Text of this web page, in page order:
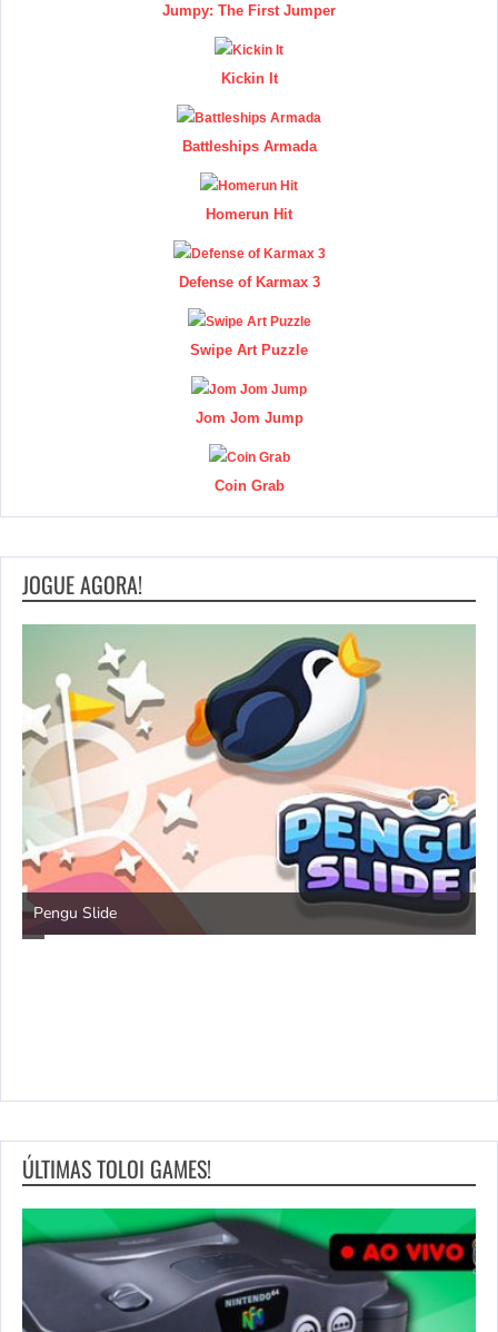
Jumpy: The First Jumper
Kickin It
Battleships Armada
Homerun Hit
Defense of Karmax 3
Swipe Art Puzzle
Jom Jom Jump
Coin Grab
JOGUE AGORA!
Pengu Slide
ÚLTIMAS TOLOI GAMES!